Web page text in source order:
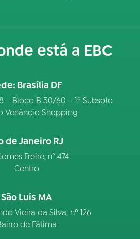
está a EBC
Brasília DF
– Bloco B 50/60 – 1º Subsolo
Venâncio Shopping
de Janeiro RJ
Freire, n° 474
Centro
São Luís MA
Vieira da Silva, nº 126
de Fátima